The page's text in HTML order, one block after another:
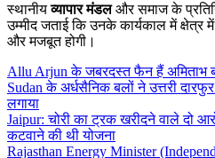
स्थानीयव्यापार मंडलऔर समाज के
उम्मीद जताई कि उनके कार्यकाल में क्षेत्र
और मजबूत होगी।
Allu Arjun के जबरदस्त फैन हैं अमिताभ
Sudan के अर्धसैनिक बलों ने उत्तरी
लगाया
Jaipur: चोरी का ट्रक खरीदने वाले दो
कटवाने की थी योजना
Rajasthan Energy Minister